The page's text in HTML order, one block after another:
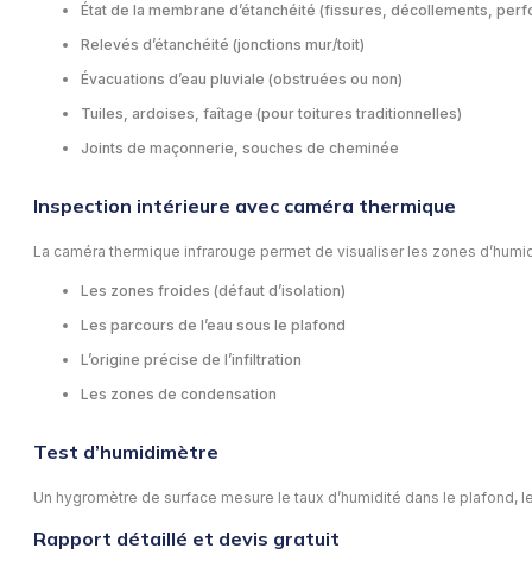
État de la membrane d’étanchéité (fissures, décollements,
Relevés d’étanchéité (jonctions mur/toit)
Évacuations d’eau pluviale (obstruées ou non)
Tuiles, ardoises, faîtage (pour toitures traditionnelles)
Joints de maçonnerie, souches de cheminée
Inspection intérieure avec caméra thermique
La caméra thermique infrarouge permet de visualiser les zones
Les zones froides (défaut d’isolation)
Les parcours de l’eau sous le plafond
L’origine précise de l’infiltration
Les zones de condensation
Test d’humidimètre
Un hygromètre de surface mesure le taux d’humidité dans le plafond,
Rapport détaillé et devis gratuit